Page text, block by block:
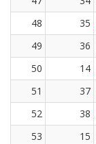
48
35
49
36
50
14
51
37
52
38
53
15